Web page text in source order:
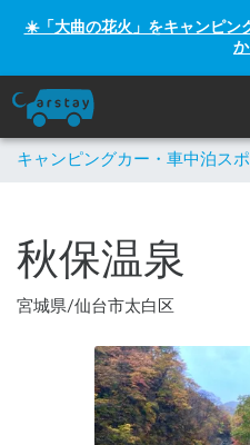
☀️「大曲の花火」をキャンピン
か
キャンピングカー・車中泊ス
秋保温泉
宮城県/仙台市太白区